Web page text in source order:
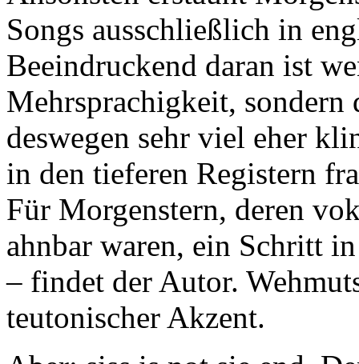
Songs ausschließlich in
Beeindruckend daran ist
Mehrsprachigkeit, sondern
deswegen sehr viel eher
in den tieferen Registern
Für Morgenstern, deren
ahnbar waren, ein Schritt
– findet der Autor.
teutonischer Akzent.